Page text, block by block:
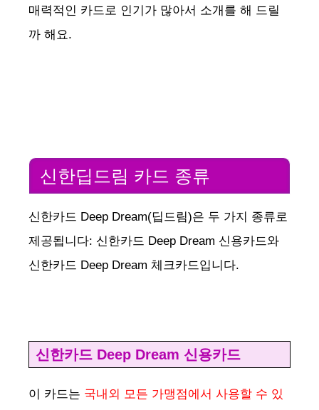
매력적인 카드로 인기가 많아서 소개를 해 드릴
까 해요.
신한딥드림 카드 종류
신한카드 Deep Dream(딥드림)은 두 가지 종류로
제공됩니다: 신한카드 Deep Dream 신용카드와
신한카드 Deep Dream 체크카드입니다.
신한카드 Deep Dream 신용카드
이 카드는 국내외 모든 가맹점에서 사용할 수 있